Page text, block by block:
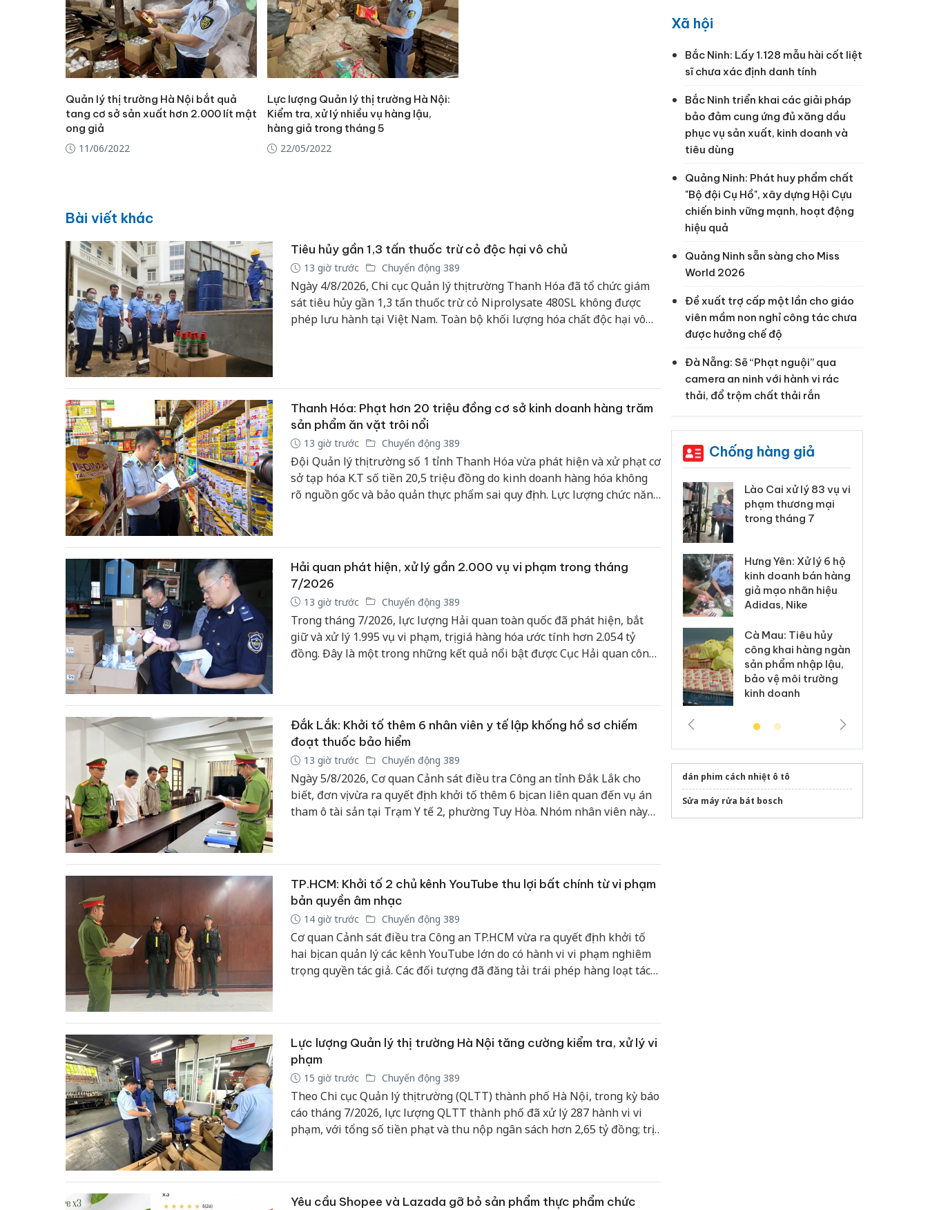
Quản lý thị trường Hà Nội bắt quả
tang cơ sở sản xuất hơn 2.000 lít mật
ong giả
11/06/2022
Lực lượng Quản lý thị trường Hà Nội:
Kiểm tra, xử lý nhiều vụ hàng lậu,
hàng giả trong tháng 5
22/05/2022
Bài viết khác
Tiêu hủy gần 1,3 tấn thuốc trừ cỏ độc hại vô chủ
13 giờ trước Chuyển động 389
Ngày 4/8/2026, Chi cục Quản lý thị trường Thanh Hóa đã tổ chức giám
sát tiêu hủy gần 1,3 tấn thuốc trừ cỏ Niprolysate 480SL không được
phép lưu hành tại Việt Nam. Toàn bộ khối lượng hóa chất độc hại vô
Thanh Hóa: Phạt hơn 20 triệu đồng cơ sở kinh doanh hàng trăm
sản phẩm ăn vặt trôi nổi
13 giờ trước Chuyển động 389
Đội Quản lý thị trường số 1 tỉnh Thanh Hóa vừa phát hiện và xử phạt cơ
sở tạp hóa K.T số tiền 20,5 triệu đồng do kinh doanh hàng hóa không
rõ nguồn gốc và bảo quản thực phẩm sai quy định. Lực lượng chức năng
Hải quan phát hiện, xử lý gần 2.000 vụ vi phạm trong tháng
7/2026
13 giờ trước Chuyển động 389
Trong tháng 7/2026, lực lượng Hải quan toàn quốc đã phát hiện, bắt
giữ và xử lý 1.995 vụ vi phạm, trị giá hàng hóa ước tính hơn 2.054 tỷ
đồng. Đây là một trong những kết quả nổi bật được Cục Hải quan công
Đắk Lắk: Khởi tố thêm 6 nhân viên y tế lập khống hồ sơ chiếm
đoạt thuốc bảo hiểm
13 giờ trước Chuyển động 389
Ngày 5/8/2026, Cơ quan Cảnh sát điều tra Công an tỉnh Đắk Lắk cho
biết, đơn vị vừa ra quyết định khởi tố thêm 6 bị can liên quan đến vụ án
tham ô tài sản tại Trạm Y tế 2, phường Tuy Hòa. Nhóm nhân viên này
TP.HCM: Khởi tố 2 chủ kênh YouTube thu lợi bất chính từ vi phạm
bản quyền âm nhạc
14 giờ trước Chuyển động 389
Cơ quan Cảnh sát điều tra Công an TP.HCM vừa ra quyết định khởi tố
hai bị can quản lý các kênh YouTube lớn do có hành vi vi phạm nghiêm
trọng quyền tác giả. Các đối tượng đã đăng tải trái phép hàng loạt tác
Lực lượng Quản lý thị trường Hà Nội tăng cường kiểm tra, xử lý vi
phạm
15 giờ trước Chuyển động 389
Theo Chi cục Quản lý thị trường (QLTT) thành phố Hà Nội, trong kỳ báo
cáo tháng 7/2026, lực lượng QLTT thành phố đã xử lý 287 hành vi vi
phạm, với tổng số tiền phạt và thu nộp ngân sách hơn 2,65 tỷ đồng; trị
Yêu cầu Shopee và Lazada gỡ bỏ sản phẩm thực phẩm chức
Xã hội
Bắc Ninh: Lấy 1.128 mẫu hài cốt liệt
sĩ chưa xác định danh tính
Bắc Ninh triển khai các giải pháp
bảo đảm cung ứng đủ xăng dầu
phục vụ sản xuất, kinh doanh và
tiêu dùng
Quảng Ninh: Phát huy phẩm chất
"Bộ đội Cụ Hồ", xây dựng Hội Cựu
chiến binh vững mạnh, hoạt động
hiệu quả
Quảng Ninh sẵn sàng cho Miss
World 2026
Đề xuất trợ cấp một lần cho giáo
viên mầm non nghỉ công tác chưa
được hưởng chế độ
Đà Nẵng: Sẽ “Phạt nguội” qua
camera an ninh với hành vi rác
thải, đổ trộm chất thải rắn
Chống hàng giả
Công an Thanh Hóa
tìm bị hại trong vụ
Thanh Hóa: Tìm bị
An Giang: Đối tượng
chủ mưu đường dây
Lào Cai xử lý 83 vụ vi
phạm thương mại
trong tháng 7
Hưng Yên: Xử lý 6 hộ
kinh doanh bán hàng
giả mạo nhãn hiệu
Adidas, Nike
Cà Mau: Tiêu hủy
công khai hàng ngàn
sản phẩm nhập lậu,
bảo vệ môi trường
kinh doanh
dán phim cách nhiệt ô tô
Sửa máy rửa bát bosch